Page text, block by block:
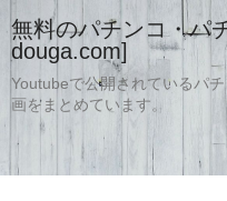
無料のパチンコ・パ
douga.com]
Youtubeで公開されているパ
画をまとめています。